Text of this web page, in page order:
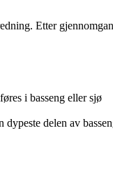
Etter
i basseng eller sjø
delen av